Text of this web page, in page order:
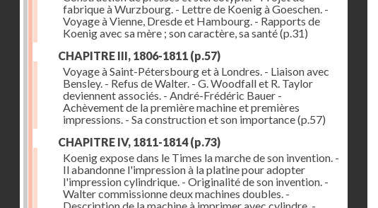
fabrique à Wurzbourg. - Lettre de Koenig à Goeschen. -
Voyage à Vienne, Dresde et Hambourg. - Rapports de
Koenig avec sa mère ; son caractère, sa santé(p.31)
CHAPITRE III, 1806-1811 (p.57)
Voyage à Saint-Pétersbourg et à Londres. - Liaison avec
Bensley. - Refus de Walter. - G. Woodfall et R. Taylor
deviennent associés. - André-Frédéric Bauer -
Achèvement de la première machine et premières
impressions. - Sa construction et son importance(p.57)
CHAPITRE IV, 1811-1814(p.73)
Koenig expose dans le Times la marche de son invention. -
Il abandonne l'impression à la platine pour adopter
l'impression cylindrique. - Originalité de son invention. -
Walter commissionne deux machines doubles. -